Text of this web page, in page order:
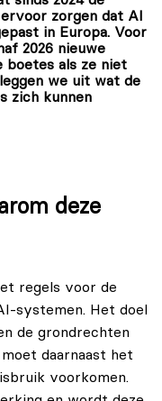
zorgen dat AI
in Europa. Voor
2026 nieuwe
boetes als ze niet
we uit wat de
zich kunnen
deze
regels voor de
systemen. Het doel
de grondrechten
daarnaast het
voorkomen.